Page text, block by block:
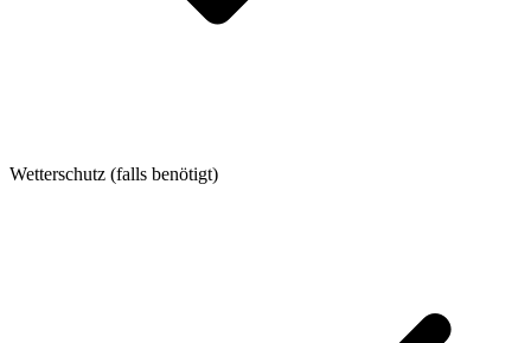
Wetterschutz (falls benötigt)